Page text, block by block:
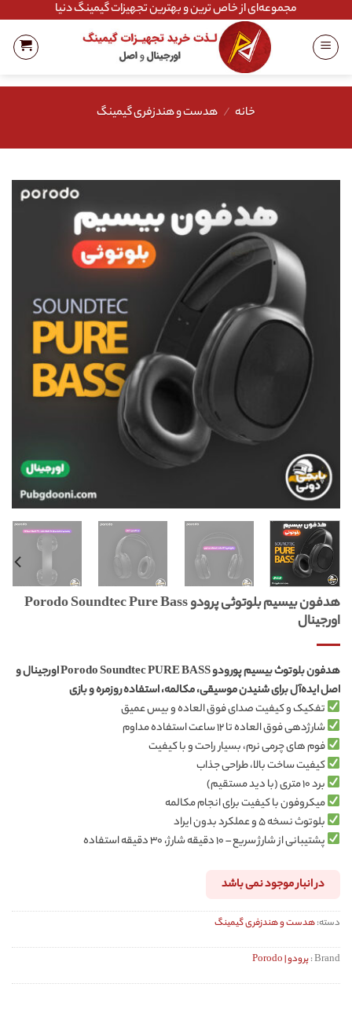
content
مجموعه‌ای از خاص ترین و بهترین تجهیزات گیمینگ دنیا
خانه / هدست و هندزفری گیمینگ
هدفون بیسیم بلوتوثی پرودو Porodo Soundtec Pure Bass
اورجینال
هدفون بلوتوث بیسیم پورودو Porodo Soundtec PURE BASS اورجینال و
اصل ایده‌آل برای شنیدن موسیقی، مکالمه، استفاده روزمره و بازی
تفکیک و کیفیت صدای فوق العاده و بیس عمیق
شارژدهی فوق العاده تا ۱۲ ساعت استفاده مداوم
فوم های چرمی نرم، بسیار راحت و با کیفیت
کیفیت ساخت بالا، طراحی جذاب
برد ۱۰ متری (با دید مستقیم)
میکروفون با کیفیت برای انجام مکالمه
بلوتوث نسخه ۵ و عملکرد بدون ایراد
پشتیبانی از شارژ سریع – ۱۰ دقیقه شارژ، ۳۰ دقیقه استفاده
در انبار موجود نمی باشد
دسته:هدست و هندزفری گیمینگ
Brand : پرودو | Porodo